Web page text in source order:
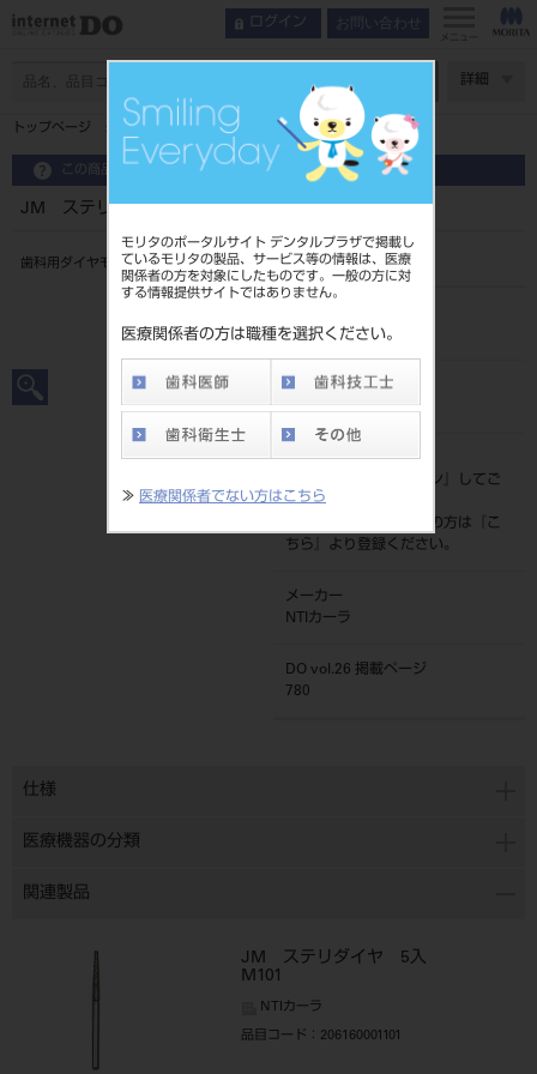
モリタのポータルサイト デンタルプラザで掲載し
ているモリタの製品、サービス等の情報は、医療
関係者の方を対象にしたものです。一般の方に対
する情報提供サイトではありません。
医療関係者の方は職種を選択ください。
≫ 医療関係者でない方はこちら
ログイン お問い合わせ
メニュー
詳細
トップページ JM ステリダイヤ 5入 M1401
この商品に関するお問い合わせ
JM ステリダイヤ 5入 M1401
歯科用ダイヤモンドバー
2061600011401
JAN/EANコード
標準価格
ログイン
』してご
覧ください。
ネット会員登録がまだの方は『
こ
ちら
』より登録ください。
メーカー
NTIカーラ
DO vol.26 掲載ページ
780
仕様
医療機器の分類
関連製品
JM ステリダイヤ 5入
M101
NTIカーラ
品目コード ：206160001101